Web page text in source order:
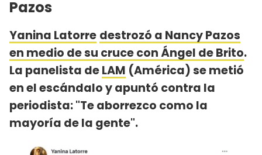
Pazos
Yanina Latorre destrozó a Nancy Pazos
en medio de su cruce con Ángel de Brito.
La panelista deLAM (América) se metió
en el escándalo y apuntó contra la
periodista: "Te aborrezco como la
mayoría de la gente".